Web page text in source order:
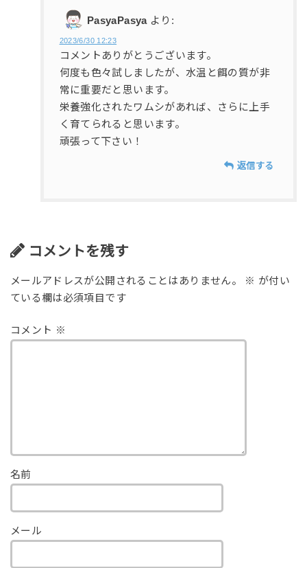
PasyaPasya より:
2023/6/30 12:23
コメントありがとうございます。
何度も色々試しましたが、水温と餌の質が非
常に重要だと思います。
栄養強化されたワムシがあれば、さらに上手
く育てられると思います。
頑張って下さい！
返信する
コメントを残す
メールアドレスが公開されることはありません。 ※ が付い
ている欄は必須項目です
コメント ※
名前
メール